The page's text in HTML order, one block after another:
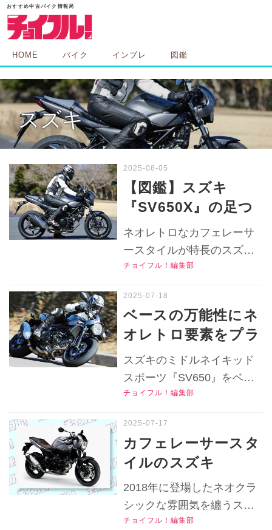
HOME バイク インプレ 図鑑
スズキ
【図鑑】スズキ
『SV650X』の足つ
きや各部装備を解
説！レトロな雰囲気
を演出するディテー
フル！中古バイク選
びの参考書／
SUZUKI
SV650X（2018）】
ネオレトロなカフェレーサ
ースタイルが特長のスズキ
のミドルクラスネイキッド
解説！▶▶▶写真（12枚）
はこちら｜スズキ
『SV650X（2018）』
▶▶▶『チョイフル！』の
公式Ｘ（旧Twitter）はこち
月25日にwebオートバイで
公開されたものを再構成し
た記事です。
チョイフル！編集部
ベースの万能性にネ
オレトロ要素をプラ
スしたスズキ
『SV650X』はスポ
ーティーな走りが魅
中古バイク選びの参
考書／SUZUKI
SV650X（2018）】
スズキのミドルネイキッド
スポーツ『SV650』をベー
スとし2018年に登場した
直されたロードスターの実
力は？ 中古市場も狙い目の
2018年モデルのインプレを
再チェック！▶▶▶『チョ
イフル！』の公式Ｘ（旧
チョイフル！編集部
カフェレーサースタ
イルのスズキ
『SV650X』の中古
バイクはいくらで買
える？値段は
2018年に登場したネオクラ
シックな雰囲気を纏うスズ
キのミドルネイキッドスポ
チョイフル！編集部